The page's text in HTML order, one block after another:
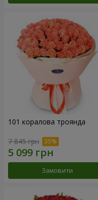
101 коралова троянда
7 845 грн
Замовити